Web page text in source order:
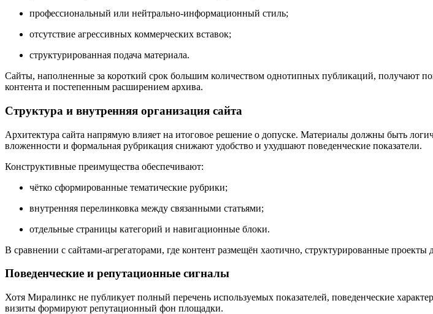
профессиональный или нейтрально-информационный стиль;
отсутствие агрессивных коммерческих вставок;
структурированная подача материала.
Сайты, наполненные за короткий срок большим количеством однотипных публикаций, получают
контента и постепенным расширением архива.
Структура и внутренняя организация сайта
Архитектура сайта напрямую влияет на итоговое решение о допуске. Материалы должны быть
вложенности и формальная рубрикация снижают удобство и ухудшают поведенческие показатели.
Конструктивные преимущества обеспечивают:
чётко сформированные тематические рубрики;
внутренняя перелинковка между связанными статьями;
отдельные страницы категорий и навигационные блоки.
В сравнении с сайтами-агрегаторами, где контент размещён хаотично, структурированные
Поведенческие и репутационные сигналы
Хотя Миралинкс не публикует полный перечень используемых показателей, поведенческие
визиты формируют репутационный фон площадки.